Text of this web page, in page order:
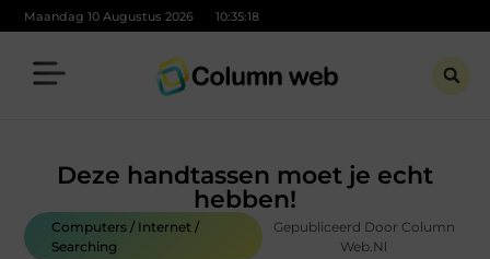
Maandag 10 Augustus 2026 10:35:19
Deze handtassen moet je echt
hebben!
Computers / Internet /
Searching
Gepubliceerd Door Column
Web.nl